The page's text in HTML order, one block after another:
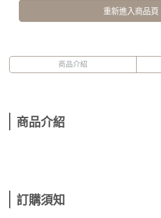
重新進入商品頁
商品介紹
商品介紹
訂購須知